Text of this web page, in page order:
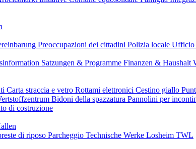
Preoccupazioni dei cittadini Polizia locale Ufficio
Satzungen & Programme Finanzen & Haushalt
Carta straccia e vetro Rottami elettronici Cestino giallo
Bidoni della spazzatura Pannolini per
di costruzione
di riposo Parcheggio Technische Werke Losheim TWL